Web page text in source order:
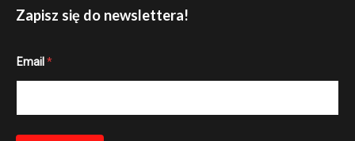
Zapisz się do newslettera!
*
i
Email *